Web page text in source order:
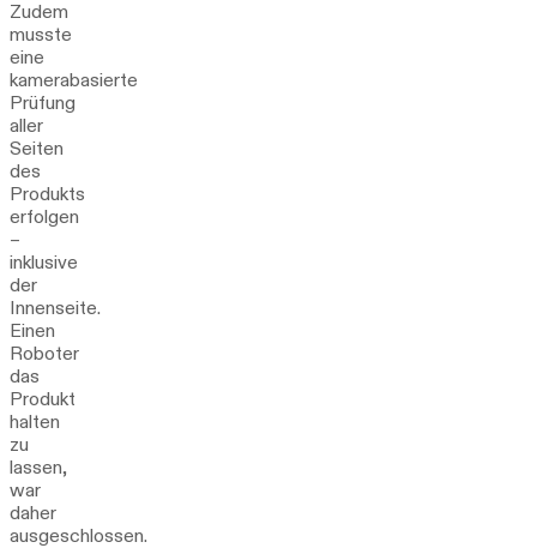
Zudem
musste
eine
kamerabasierte
Prüfung
aller
Seiten
des
Produkts
erfolgen
–
inklusive
der
Innenseite.
Einen
Roboter
das
Produkt
halten
zu
lassen,
war
daher
ausgeschlossen.